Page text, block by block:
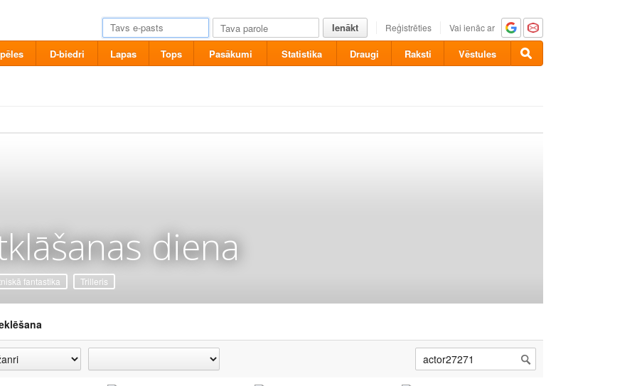
Ienākt Reģistrēties Vai ienāc ar
D-biedri Lapas Tops Pasākumi Statistika Draugi Raksti Vēstules
diena
fantastika Trilleris